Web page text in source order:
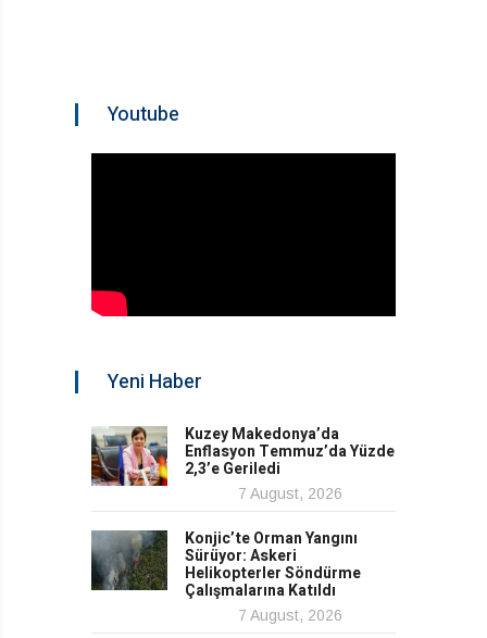
Youtube
Yeni Haber
Kuzey Makedonya’da
Enflasyon Temmuz’da Yüzde
2,3’e Geriledi
7 August, 2026
Konjic’te Orman Yangını
Sürüyor: Askeri
Helikopterler Söndürme
Çalışmalarına Katıldı
7 August, 2026